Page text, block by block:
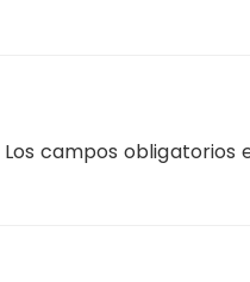
Los campos obligatorios